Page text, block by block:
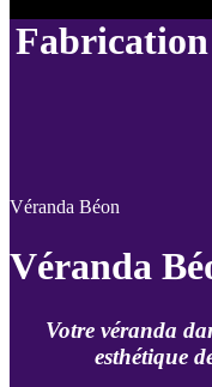
Fabrication
Véranda Béon
Véranda
Votre véranda
esthétique